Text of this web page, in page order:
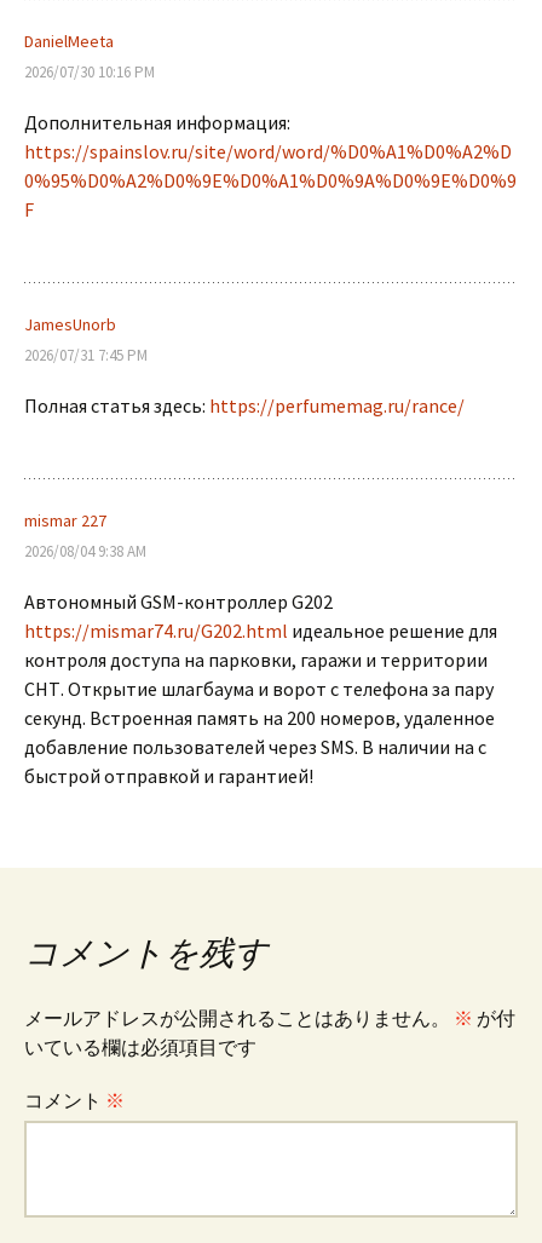
DanielMeeta
2026/07/30 10:16 PM
Дополнительная информация:
https://spainslov.ru/site/word/word/%D0%A1%D0%A2%D
0%95%D0%A2%D0%9E%D0%A1%D0%9A%D0%9E%D0%9
F
JamesUnorb
2026/07/31 7:45 PM
Полная статья здесь: https://perfumemag.ru/rance/
mismar 227
2026/08/04 9:38 AM
Автономный GSM-контроллер G202
https://mismar74.ru/G202.html идеальное решение для
контроля доступа на парковки, гаражи и территории
СНТ. Открытие шлагбаума и ворот с телефона за пару
секунд. Встроенная память на 200 номеров, удаленное
добавление пользователей через SMS. В наличии на с
быстрой отправкой и гарантией!
コメントを残す
メールアドレスが公開されることはありません。 ※ が付
いている欄は必須項目です
コメント ※